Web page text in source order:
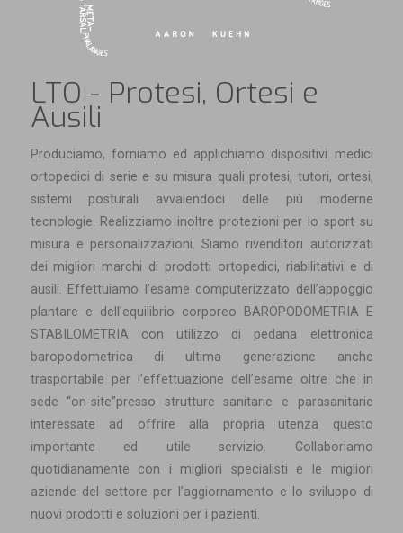
LTO - Protesi, Ortesi e
Ausili
Produciamo, forniamo ed applichiamo dispositivi medici
ortopedici di serie e su misura quali protesi, tutori, ortesi,
sistemi posturali avvalendoci delle più moderne
tecnologie. Realizziamo inoltre protezioni per lo sport su
misura e personalizzazioni. Siamo rivenditori autorizzati
dei migliori marchi di prodotti ortopedici, riabilitativi e di
ausili. Effettuiamo l’esame computerizzato dell’appoggio
plantare e dell’equilibrio corporeo BAROPODOMETRIA E
STABILOMETRIA con utilizzo di pedana elettronica
baropodometrica di ultima generazione anche
trasportabile per l’effettuazione dell’esame oltre che in
sede “on-site”presso strutture sanitarie e parasanitarie
interessate ad offrire alla propria utenza questo
importante ed utile servizio. Collaboriamo
quotidianamente con i migliori specialisti e le migliori
aziende del settore per l’aggiornamento e lo sviluppo di
nuovi prodotti e soluzioni per i pazienti.